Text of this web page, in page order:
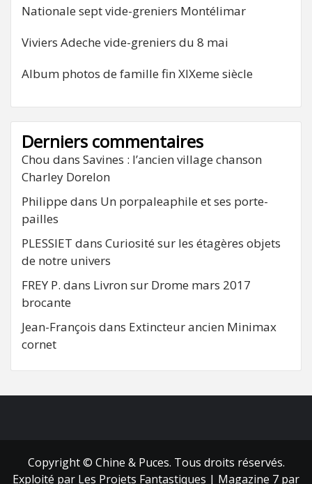
Nationale sept vide-greniers Montélimar
Viviers Adeche vide-greniers du 8 mai
Album photos de famille fin XIXeme siècle
Derniers commentaires
Chou dans Savines : l’ancien village chanson
Charley Dorelon
Philippe dans Un porpaleaphile et ses porte-
pailles
PLESSIET dans Curiosité sur les étagères objets
de notre univers
FREY P. dans Livron sur Drome mars 2017
brocante
Jean-François dans Extincteur ancien Minimax
cornet
Copyright © Chine & Puces. Tous droits réservés.
Exploité par Les Projets Fantastiques | Magazine 7 par